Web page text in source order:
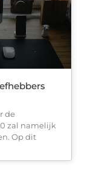
de
zal namelijk
Op dit